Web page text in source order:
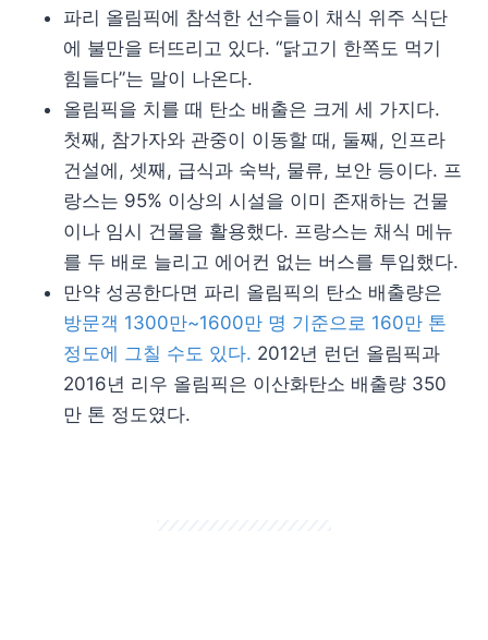
파리 올림픽에 참석한 선수들이 채식 위주 식단
에 불만을 터뜨리고 있다. “닭고기 한쪽도 먹기
힘들다”는 말이 나온다.
올림픽을 치를 때 탄소 배출은 크게 세 가지다.
첫째, 참가자와 관중이 이동할 때, 둘째, 인프라
건설에, 셋째, 급식과 숙박, 물류, 보안 등이다. 프
랑스는 95% 이상의 시설을 이미 존재하는 건물
이나 임시 건물을 활용했다. 프랑스는 채식 메뉴
를 두 배로 늘리고 에어컨 없는 버스를 투입했다.
만약 성공한다면 파리 올림픽의 탄소 배출량은
방문객 1300만~1600만 명 기준으로 160만 톤
정도에 그칠 수도 있다. 2012년 런던 올림픽과
2016년 리우 올림픽은 이산화탄소 배출량 350
만 톤 정도였다.